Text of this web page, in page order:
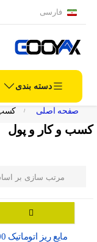
فارسی
دسته بندی
صفحه اصلی کسب
کسب و کار و پول
مرتب سازی بر
مایع